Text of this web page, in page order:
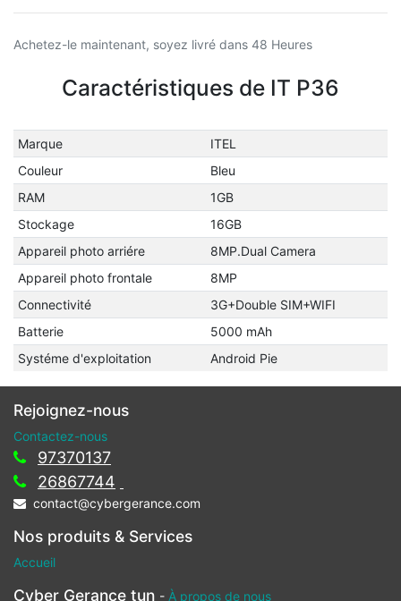
Achetez-le maintenant, soyez livré dans 48 Heures
Caractéristiques de IT P36
Marque
ITEL
Couleur
Bleu
RAM
1GB
Stockage
16GB
Appareil photo arriére
8MP.Dual Camera
Appareil photo frontale
8MP
Connectivité
3G+Double SIM+WIFI
Batterie
5000 mAh
Systéme d'exploitation
Android Pie
Rejoignez-nous
Contactez-nous
97370137
26867744
contact@cybergerance.com
Nos produits & Services
Accueil
Cyber Gerance tun - À propos de nous